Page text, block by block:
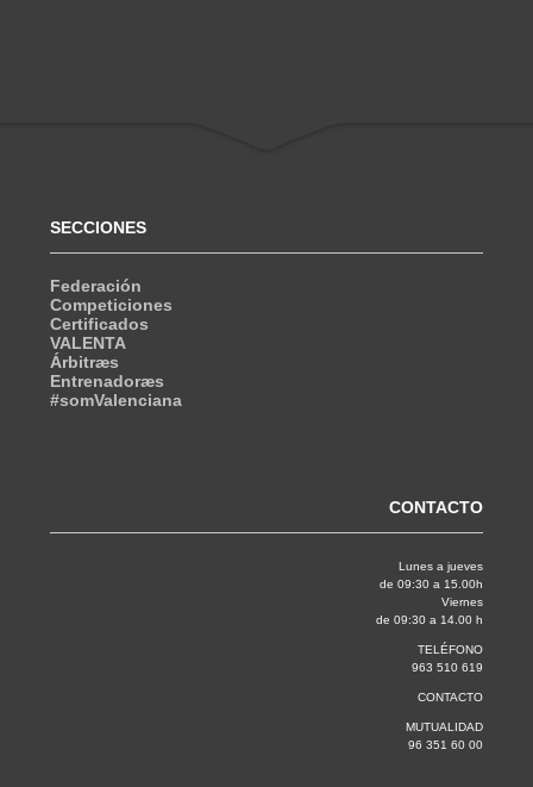
SECCIONES
Federación
Competiciones
Certificados
VALENTA
Árbitræs
Entrenadoræs
#somValenciana
CONTACTO
Lunes a jueves
de 09:30 a 15.00h
Viernes
de 09:30 a 14.00 h
TELÉFONO
963 510 619
CONTACTO
MUTUALIDAD
96 351 60 00